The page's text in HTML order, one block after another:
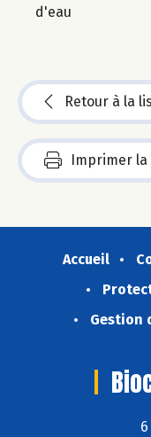
d'eau
Retour à la
Imprimer
Accueil
Gestion